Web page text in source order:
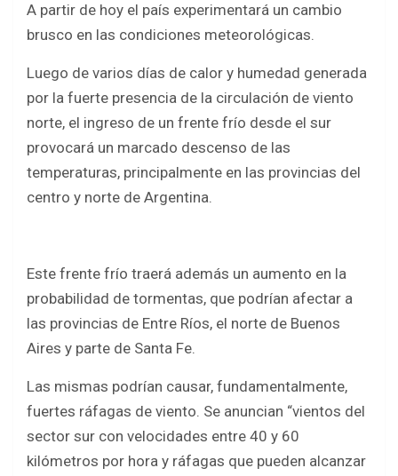
A partir de hoy el país experimentará un cambio
brusco en las condiciones meteorológicas.
Luego de varios días de calor y humedad generada
por la fuerte presencia de la circulación de viento
norte, el ingreso de un frente frío desde el sur
provocará un marcado descenso de las
temperaturas, principalmente en las provincias del
centro y norte de Argentina.
Este frente frío traerá además un aumento en la
probabilidad de tormentas, que podrían afectar a
las provincias de Entre Ríos, el norte de Buenos
Aires y parte de Santa Fe.
Las mismas podrían causar, fundamentalmente,
fuertes ráfagas de viento. Se anuncian “vientos del
sector sur con velocidades entre 40 y 60
kilómetros por hora y ráfagas que pueden alcanzar